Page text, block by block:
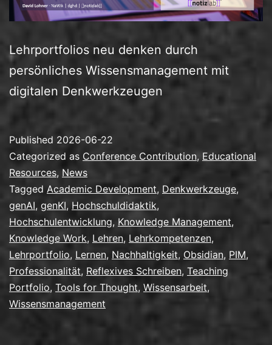
Lehrportfolios neu denken durch
persönliches Wissensmanagement mit
digitalen Denkwerkzeugen
Published 2026-06-22
Categorized as Conference Contribution, Educational
Resources, News
Tagged Academic Development, Denkwerkzeuge,
genAI, genKI, Hochschuldidaktik,
Hochschulentwicklung, Knowledge Management,
Knowledge Work, Lehren, Lehrkompetenzen,
Lehrportfolio, Lernen, Nachhaltigkeit, Obsidian, PIM,
Professionalität, Reflexives Schreiben, Teaching
Portfolio, Tools for Thought, Wissensarbeit,
Wissensmanagement